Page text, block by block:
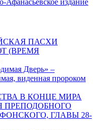
издание
ПАСХИ
(ВРЕМЯ
Дверь» –
виденная пророком
В КОНЦЕ МИРА
ГЛАВЫ 28-